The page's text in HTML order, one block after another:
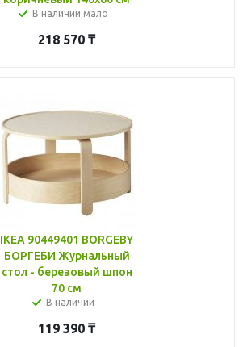
В наличии мало
218 570 ₸
IKEA 90449401 BORGEBY
БОРГЕБИ Журнальный
стол - березовый шпон
70 см
В наличии
119 390 ₸